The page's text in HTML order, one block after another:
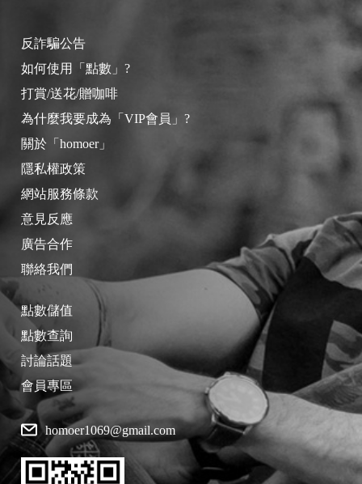
反詐騙公告
如何使用「點數」?
打賞/送花/贈咖啡
為什麼我要成為「VIP會員」?
關於「homoer」
隱私權政策
網站服務條款
意見反應
廣告合作
聯絡我們
點數儲值
點數查詢
討論話題
會員專區
homoer1069@gmail.com